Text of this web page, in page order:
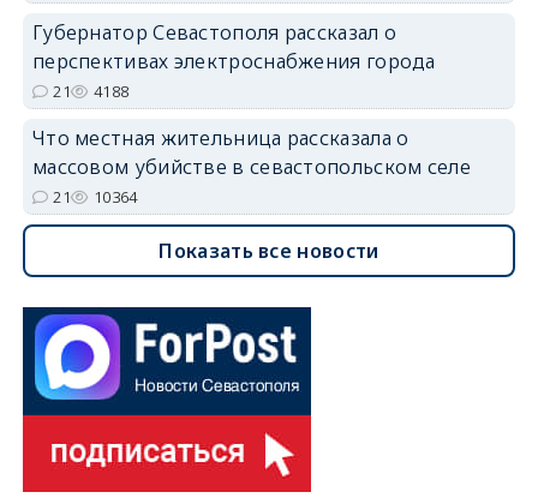
Губернатор Севастополя рассказал о
перспективах электроснабжения города
21 4188
Что местная жительница рассказала о
массовом убийстве в севастопольском селе
21 10364
Показать все новости